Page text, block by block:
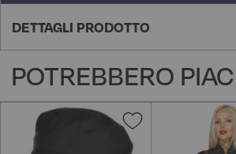
DETTAGLI PRODOTTO
POTREBBERO
Aggiungi